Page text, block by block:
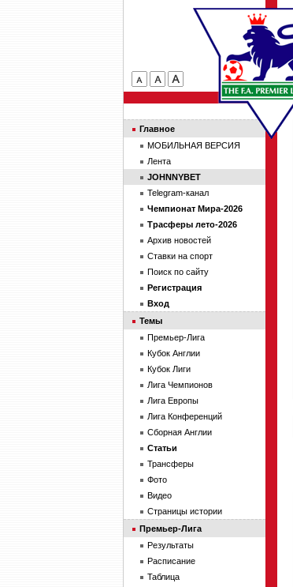
Главное
МОБИЛЬНАЯ ВЕРСИЯ
Лента
JOHNNYBET
Telegram-канал
Чемпионат Мира-2026
Трасферы лето-2026
Архив новостей
Ставки на спорт
Поиск по сайту
Регистрация
Вход
Темы
Премьер-Лига
Кубок Англии
Кубок Лиги
Лига Чемпионов
Лига Европы
Лига Конференций
Сборная Англии
Статьи
Трансферы
Фото
Видео
Страницы истории
Премьер-Лига
Результаты
Расписание
Таблица